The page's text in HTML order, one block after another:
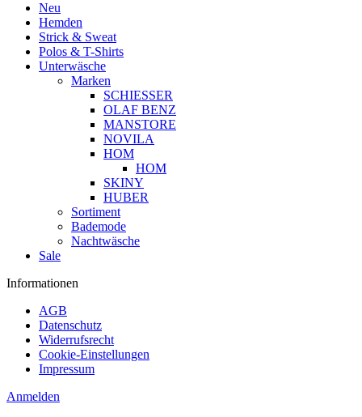
Neu
Hemden
Strick & Sweat
Polos & T-Shirts
Unterwäsche
Marken
SCHIESSER
OLAF BENZ
MANSTORE
NOVILA
HOM
HOM
SKINY
HUBER
Sortiment
Bademode
Nachtwäsche
Sale
Informationen
AGB
Datenschutz
Widerrufsrecht
Cookie-Einstellungen
Impressum
Anmelden